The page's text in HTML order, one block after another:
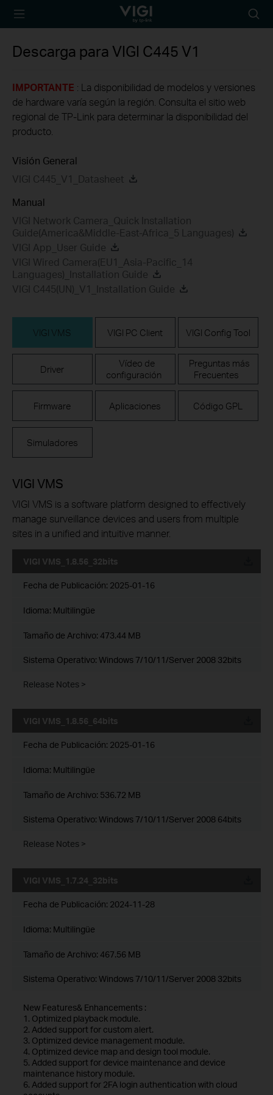
TP-Link, Reliably
Descarga para VIGI C445 V1
IMPORTANTE : La disponibilidad de modelos y versiones
de hardware varía según la región. Consulta el sitio web
regional de TP-Link para determinar la disponibilidad del
producto.
Visión General
VIGI C445_V1_Datasheet
Manual
VIGI Network Camera_Quick Installation
Guide(America&Middle-East-Africa_5 Languages)
VIGI App_User Guide
VIGI Wired Camera(EU1_Asia-Pacific_14
Languages)_Installation Guide
VIGI C445(UN)_V1_Installation Guide
VIGI VMS VIGI PC Client VIGI Config Tool
Driver
Vídeo de
configuración
Preguntas más
Frecuentes
Firmware Aplicaciones Código GPL
Simuladores
VIGI VMS
VIGI VMS is a software platform designed to effectively
manage surveillance devices and users from multiple
sites in a unified and intuitive manner.
VIGI VMS_1.8.56_32bits
Fecha de Publicación: 2025-01-16
Idioma: Multilingüe
Tamaño de Archivo: 473.44 MB
Sistema Operativo: Windows 7/10/11/Server 2008 32bits
Release Notes >
VIGI VMS_1.8.56_64bits
Fecha de Publicación: 2025-01-16
Idioma: Multilingüe
Tamaño de Archivo: 536.72 MB
Sistema Operativo: Windows 7/10/11/Server 2008 64bits
Release Notes >
VIGI VMS_1.7.24_32bits
Fecha de Publicación: 2024-11-28
Idioma: Multilingüe
Tamaño de Archivo: 467.56 MB
Sistema Operativo: Windows 7/10/11/Server 2008 32bits
New Features& Enhancements :
1. Optimized playback module.
2. Added support for custom alert.
3. Optimized device management module.
4. Optimized device map and design tool module.
5. Added support for device maintenance and device
maintenance history module.
6. Added support for 2FA login authentication with cloud